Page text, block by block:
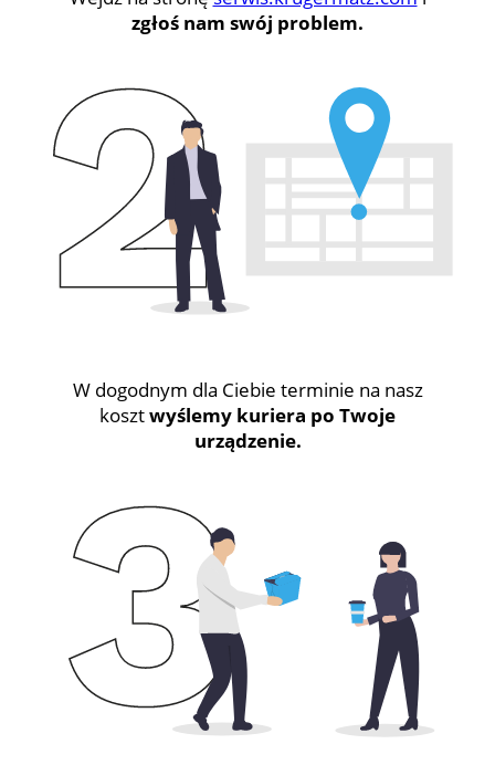
zgłoś nam swój problem.
W dogodnym dla Ciebie terminie na nasz
kosztwyślemy kuriera po Twoje
urządzenie.